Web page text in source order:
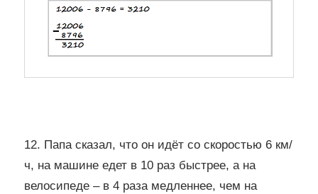
12. Папа сказал, что он идёт со скоростью 6 км/
ч, на машине едет в 10 раз быстрее, а на
велосипеде – в 4 раза медленнее, чем на